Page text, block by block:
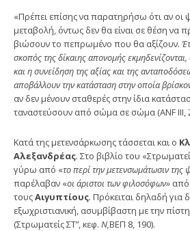
«Πρέπει επίσης να παρατηρήσω ότι αν οι
μεταβολή, όντως δεν θα είναι σε θέση να
βιώσουν το πεπρωμένο που θα αξίζουν.
σκοπός της δίκαιης απονομής
και η συνείδηση της αξίας και της
αποβάλλουν την κατάσταση στην οποία
αν δεν μένουν σταθερές στην ίδια
ταναστεύσουν από σώμα σε σώμα (ANF III,
Κατά της μετενσάρκωσης τάσσεται και ο
Αλεξανδρέας. Στο βιβλίο του
γύρω από «το περί την μετενσωμάτωσιν της
παρέλαβαν «οιάριστοι των φιλοσόφων» από
τουςΑιγυπτίους. Πρόκειται δηλαδή για
εξωχριστιανική, ασυμβίβαστη με την
(Στρωματείς ΣΤ”, κεφ. Ν,ΒΕΠ 8, 190).